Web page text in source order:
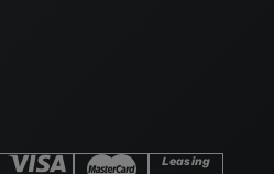
Leasing